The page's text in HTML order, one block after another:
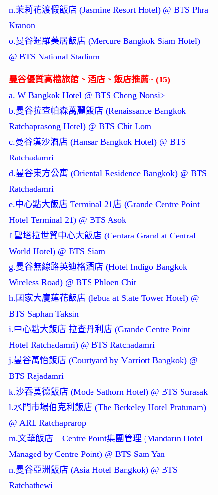
n.茉莉花渡假飯店 (Jasmine Resort Hotel) @ BTS Phra
Kranon
o.曼谷暹羅美居飯店 (Mercure Bangkok Siam Hotel)
@ BTS National Stadium
曼谷優質高檔旅館、酒店、飯店推薦~ (15)
a. W Bangkok Hotel @ BTS Chong Nonsi>
b.曼谷拉查帕森萬麗飯店 (Renaissance Bangkok
Ratchaprasong Hotel) @ BTS Chit Lom
c.曼谷漢沙酒店 (Hansar Bangkok Hotel) @ BTS
Ratchadamri
d.曼谷東方公寓 (Oriental Residence Bangkok) @ BTS
Ratchadamri
e.中心點大飯店 Terminal 21店 (Grande Centre Point
Hotel Terminal 21) @ BTS Asok
f.聖塔拉世貿中心大飯店 (Centara Grand at Central
World Hotel) @ BTS Siam
g.曼谷無線路英迪格酒店 (Hotel Indigo Bangkok
Wireless Road) @ BTS Phloen Chit
h.國家大廈蓮花飯店 (lebua at State Tower Hotel) @
BTS Saphan Taksin
i.中心點大飯店 拉查丹利店 (Grande Centre Point
Hotel Ratchadamri) @ BTS Ratchadamri
j.曼谷萬怡飯店 (Courtyard by Marriott Bangkok) @
BTS Rajadamri
k.沙吞莫德飯店 (Mode Sathorn Hotel) @ BTS Surasak
l.水門市場伯克利飯店 (The Berkeley Hotel Pratunam)
@ ARL Ratchaprarop
m.文華飯店 – Centre Point集團管理 (Mandarin Hotel
Managed by Centre Point) @ BTS Sam Yan
n.曼谷亞洲飯店 (Asia Hotel Bangkok) @ BTS
Ratchathewi